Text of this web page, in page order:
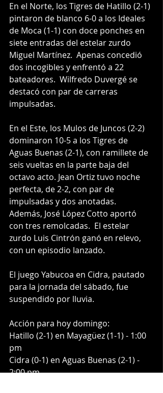
En el Norte, los Tigres de Hatillo (2-1)
pintaron de blanco 6-0 a los Ideales
de Moca (1-1) con doce ponches en
siete entradas del estelar zurdo
Miguel Martínez.  Apenas concedió
dos incogibles y enfrentó a 22
bateadores.  Wilfredo Duvergé se
destacó con par de carreras
impulsadas.
En el Este, los Mulos de Juncos (2-2)
dominaron 10-5 a los Tigres de
Aguas Buenas (2-1), con ramillete de
seis vueltas en la parte baja del
octavo acto. Jean Ortiz tuvo noche
perfecta, de 2-2, con par de
impulsadas y dos anotadas.
Además, José López Cotto aportó
con tres remolcadas.  El estelar
zurdo Luis Cintrón ganó en relevo,
con un episodio lanzado.
El juego Yabucoa en Cidra, pautado
para la jornada del sábado, fue
suspendido por lluvia.
Acción para hoy domingo:
Hatillo (2-1) en Mayagüez (1-1) - 1:00
pm
Cidra (0-1) en Aguas Buenas (2-1) -
2:00 pm